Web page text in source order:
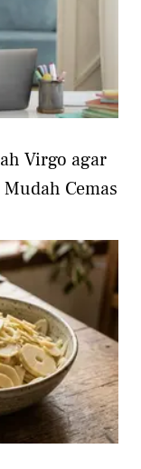
Virgo agar
Cemas